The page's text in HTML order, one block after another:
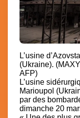
L’usine
(Ukraine).
AFP)
L’usine
Marioupol
par des
dimanche 20